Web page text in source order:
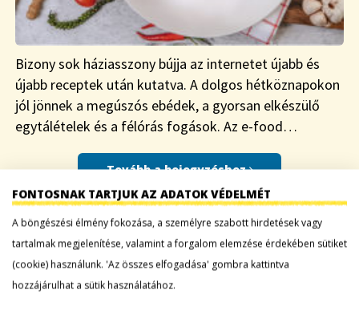
Bizony sok háziasszony bújja az internetet újabb és
újabb receptek után kutatva. A dolgos hétköznapokon
jól jönnek a megúszós ebédek, a gyorsan elkészülő
egytálételek és a félórás fogások. Az e-food…
Tovább a bejegyzéshez
HÚSVÉTI APRÓSÜTEMÉNY
Blog| 2021-03-23
FONTOSNAK TARTJUK AZ ADATOK VÉDELMÉT
A böngészési élmény fokozása, a személyre szabott hirdetések vagy
tartalmak megjelenítése, valamint a forgalom elemzése érdekében sütiket
(cookie) használunk. 'Az összes elfogadása' gombra kattintva
hozzájárulhat a sütik használatához.